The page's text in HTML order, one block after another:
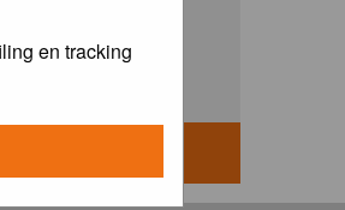
en tracking